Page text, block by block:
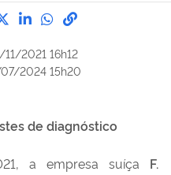
por Facebook
Compartilhe por Twitter
Compartilhe por
Compartilhe
link para
2021 16h12
2024 15h20
de diagnóstico
a empresa suíça F.